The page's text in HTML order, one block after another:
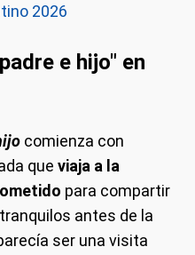
2026
e hijo" en
comienza con
que viaja a la
para compartir
antes de la
ser una visita